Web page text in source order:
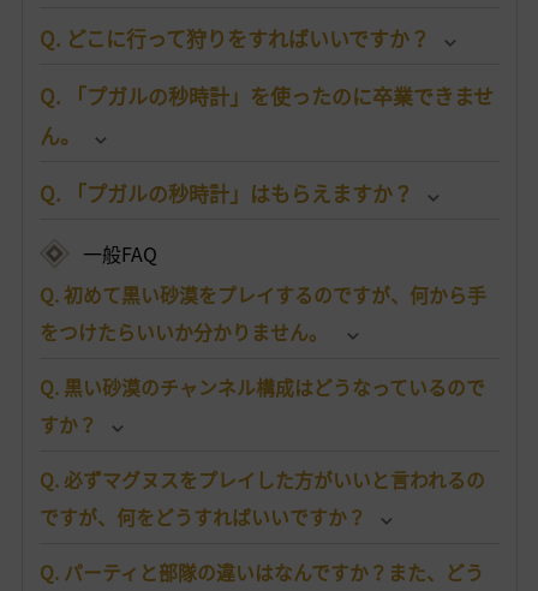
Q. どこに行って狩りをすればいいですか？
Q. 「プガルの秒時計」を使ったのに卒業できませ
ん。
Q. 「プガルの秒時計」はもらえますか？
一般FAQ
Q. 初めて黒い砂漠をプレイするのですが、何から手
をつけたらいいか分かりません。
Q. 黒い砂漠のチャンネル構成はどうなっているので
すか？
Q. 必ずマグヌスをプレイした方がいいと言われるの
ですが、何をどうすればいいですか？
Q. パーティと部隊の違いはなんですか？また、どう